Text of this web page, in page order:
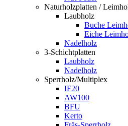
Naturholzplatten /
Laubholz
Buche
Eiche
Nadelholz
3-Schichtplatten
Laubholz
Nadelholz
Sperrholz/Multiplex
IF20
AW100
BFU
Kerto